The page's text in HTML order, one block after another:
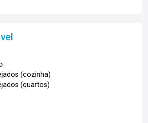
(cozinha)
(quartos)